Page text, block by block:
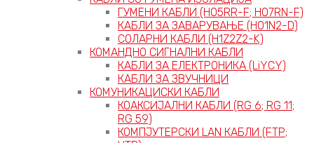
ГУМЕНИ КАБЛИ (H05RR-F; H07RN-F)
КАБЛИ ЗА ЗАВАРУВАЊЕ (H01N2-D)
СОЛАРНИ КАБЛИ (H1Z2Z2-K)
КОМАНДНО СИГНАЛНИ КАБЛИ
КАБЛИ ЗА ЕЛЕКТРОНИКА (LiYCY)
КАБЛИ ЗА ЗВУЧНИЦИ
КОМУНИКАЦИСКИ КАБЛИ
КОАКСИЈАЛНИ КАБЛИ (RG 6; RG 11;
RG 59)
КОМПЈУТЕРСКИ LAN КАБЛИ (FTP;